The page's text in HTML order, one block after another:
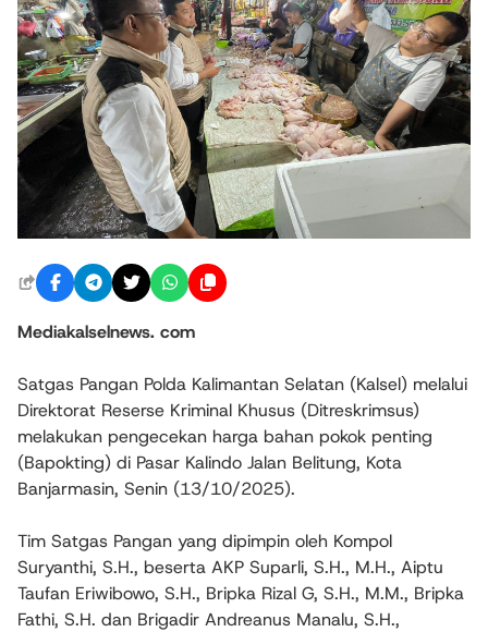
Mediakalselnews. com
Satgas Pangan Polda Kalimantan Selatan (Kalsel) melalui
Direktorat Reserse Kriminal Khusus (Ditreskrimsus)
melakukan pengecekan harga bahan pokok penting
(Bapokting) di Pasar Kalindo Jalan Belitung, Kota
Banjarmasin, Senin (13/10/2025).
Tim Satgas Pangan yang dipimpin oleh Kompol
Suryanthi, S.H., beserta AKP Suparli, S.H., M.H., Aiptu
Taufan Eriwibowo, S.H., Bripka Rizal G, S.H., M.M., Bripka
Fathi, S.H. dan Brigadir Andreanus Manalu, S.H.,